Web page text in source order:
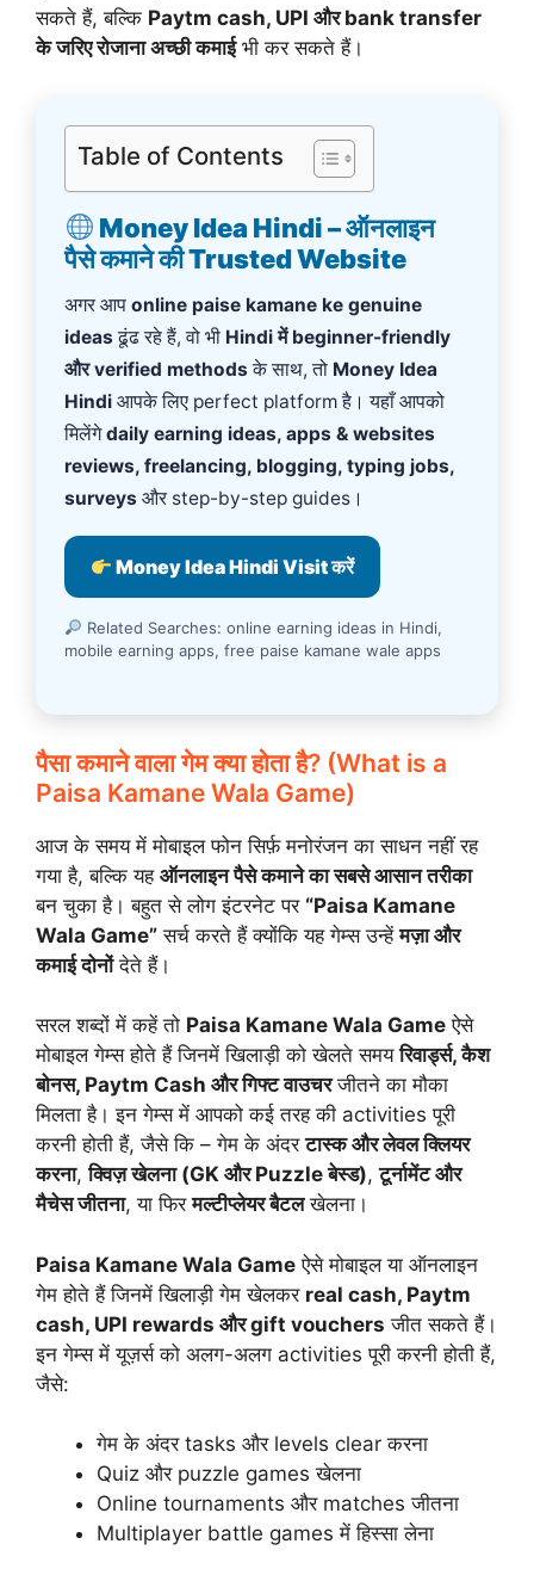
सकते हैं, बल्कि Paytm cash, UPI और bank transfer
के जरिए रोजाना अच्छी कमाईभी कर सकते हैं।
Table of Contents
Money Idea Hindi – ऑनलाइन
पैसे कमाने की Trusted Website
अगर आप online paise kamane ke genuine
ideas ढूंढ रहे हैं, वो भी Hindi में beginner-friendly
और verified methods के साथ, तो Money Idea
Hindi आपके लिए perfect platform है। यहाँ आपको
मिलेंगेdaily earning ideas, apps & websites
reviews, freelancing, blogging, typing jobs,
surveys और step-by-step guides।
Money Idea Hindi Visit करें
Related Searches: online earning ideas in Hindi,
mobile earning apps, free paise kamane wale apps
पैसा कमाने वाला गेम क्या होता है? (What is a
Paisa Kamane Wala Game)
आज के समय में मोबाइल फोन सिर्फ़ मनोरंजन का साधन नहीं रह
गया है, बल्कि यह ऑनलाइन पैसे कमाने का सबसे आसान तरीका
बन चुका है। बहुत से लोग इंटरनेट पर “Paisa Kamane
Wala Game” सर्च करते हैं क्योंकि यह गेम्स उन्हेंमज़ा और
कमाई दोनोंदेते हैं।
सरल शब्दों में कहें तो Paisa Kamane Wala Game ऐसे
मोबाइल गेम्स होते हैं जिनमें खिलाड़ी को खेलते समयरिवार्ड्स, कैश
बोनस, Paytm Cash और गिफ्ट वाउचरजीतने का मौका
मिलता है। इन गेम्स में आपको कई तरह की activities पूरी
करनी होती हैं, जैसे कि – गेम के अंदरटास्क और लेवल क्लियर
करना,क्विज़ खेलना (GK और Puzzle बेस्ड),टूर्नामेंट और
मैचेस जीतना, या फिरमल्टीप्लेयर बैटलखेलना।
Paisa Kamane Wala Game ऐसे मोबाइल या ऑनलाइन
गेम होते हैं जिनमें खिलाड़ी गेम खेलकर real cash, Paytm
cash, UPI rewards और gift vouchers जीत सकते हैं।
इन गेम्स में यूज़र्स को अलग-अलग activities पूरी करनी होती हैं,
जैसे:
गेम के अंदर tasks और levels clear करना
Quiz और puzzle games खेलना
Online tournaments और matches जीतना
Multiplayer battle games में हिस्सा लेना